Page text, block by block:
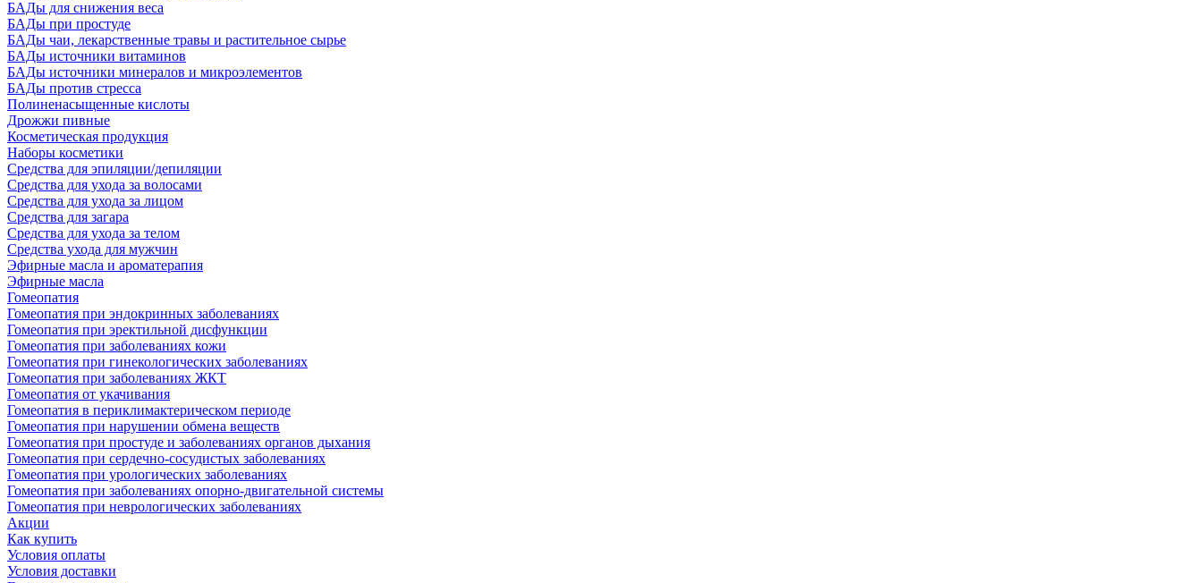
БАДы для снижения веса
БАДы при простуде
БАДы чаи, лекарственные травы и растительное сырье
БАДы источники витаминов
БАДы источники минералов и микроэлементов
БАДы против стресса
Полиненасыщенные кислоты
Дрожжи пивные
Косметическая продукция
Наборы косметики
Средства для эпиляции/депиляции
Средства для ухода за волосами
Средства для ухода за лицом
Средства для загара
Средства для ухода за телом
Средства ухода для мужчин
Эфирные масла и ароматерапия
Эфирные масла
Гомеопатия
Гомеопатия при эндокринных заболеваниях
Гомеопатия при эректильной дисфункции
Гомеопатия при заболеваниях кожи
Гомеопатия при гинекологических заболеваниях
Гомеопатия при заболеваниях ЖКТ
Гомеопатия от укачивания
Гомеопатия в периклимактерическом периоде
Гомеопатия при нарушении обмена веществ
Гомеопатия при простуде и заболеваниях органов дыхания
Гомеопатия при сердечно-сосудистых заболеваниях
Гомеопатия при урологических заболеваниях
Гомеопатия при заболеваниях опорно-двигательной системы
Гомеопатия при неврологических заболеваниях
Акции
Как купить
Условия оплаты
Условия доставки